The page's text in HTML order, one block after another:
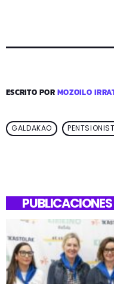
ESCRITO PORMOZOILO
GALDAKAO